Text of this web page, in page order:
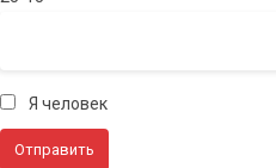
Я человек